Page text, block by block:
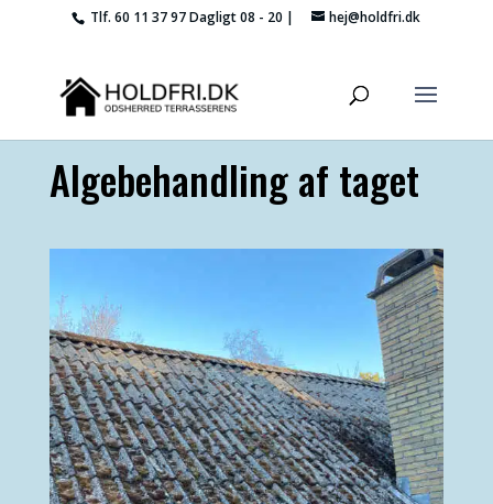
Tlf. 60 11 37 97Dagligt 08 - 20 | hej@holdfri.dk
Algebehandling af taget